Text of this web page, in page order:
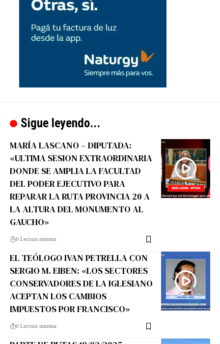
Sigue leyendo...
MARÍA LASCANO – DIPUTADA:
«ULTIMA SESION EXTRAORDINARIA
DONDE SE AMPLIA LA FACULTAD
DEL PODER EJECUTIVO PARA
REPARAR LA RUTA PROVINCIA 20 A
LA ALTURA DEL MONUMENTO AL
GAUCHO»
0 Lectura mínima
EL TEÓLOGO IVAN PETRELLA CON
SERGIO M. EIBEN: «LOS SECTORES
CONSERVADORES DE LA IGLESIANO
ACEPTAN LOS CAMBIOS
IMPUESTOS POR FRANCISCO»
0 Lectura mínima